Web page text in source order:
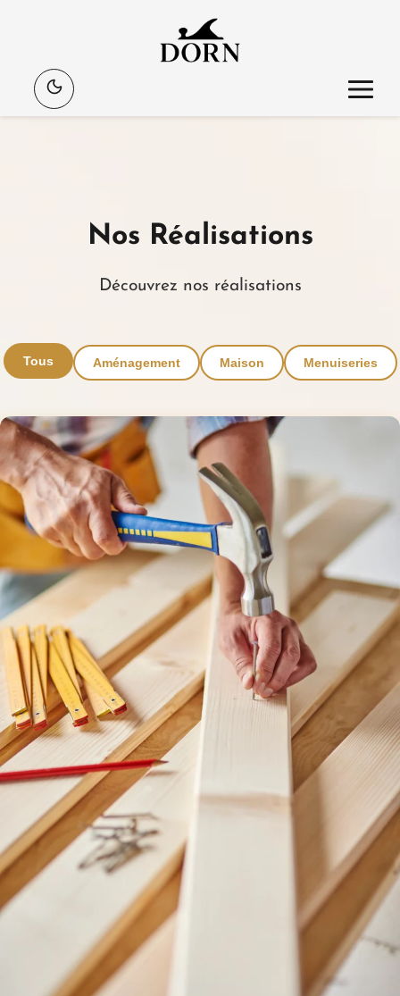
Nos Réalisations
Découvrez nos réalisations
Tous Aménagement Maison Menuiseries